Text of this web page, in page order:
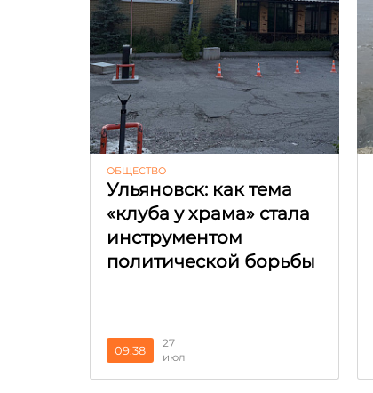
ОБЩЕСТВО
Ульяновск: как тема
«клуба у храма» стала
инструментом
политической борьбы
09:38
27
июл